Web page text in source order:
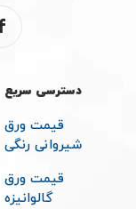
دسترسی سریع
قیمت ورق
شیروانی رنگی
قیمت ورق
گالوانیزه